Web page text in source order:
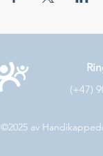
(+47)
©2025 av